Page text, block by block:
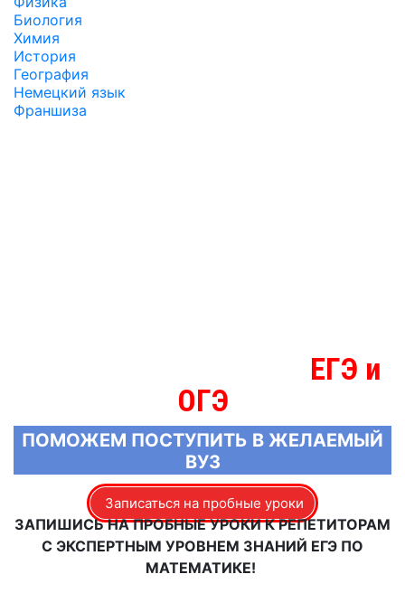
Биология
Химия
История
География
Немецкий язык
Франшиза
ЕГЭ и
ОГЭ
ПОМОЖЕМ ПОСТУПИТЬ В ЖЕЛАЕМЫЙ
ВУЗ
Записаться на пробные уроки
ЗАПИШИСЬ НА ПРОБНЫЕ УРОКИ К РЕПЕТИТОРАМ
С ЭКСПЕРТНЫМ УРОВНЕМ ЗНАНИЙ ЕГЭ ПО
МАТЕМАТИКЕ!